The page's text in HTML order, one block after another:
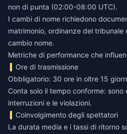
non di punta (02:00-08:00 UTC).
I cambi di nome richiedono
matrimonio, ordinanze del tribunale
cambio nome.
Metriche di performance che
Ore di trasmissione
Obbligatorio: 30 ore in oltre 15
Conta solo il tempo conforme:
interruzioni e le violazioni.
Coinvolgimento degli spettatori
La durata media e i tassi di ritorno